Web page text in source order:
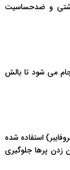
و ضدحساسیت
می شود تا بالش
استفاده شده
پرها جلوگیری